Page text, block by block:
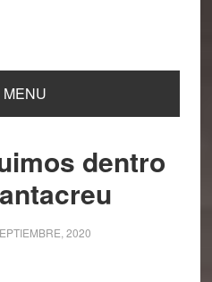
MENU
dentro
2020